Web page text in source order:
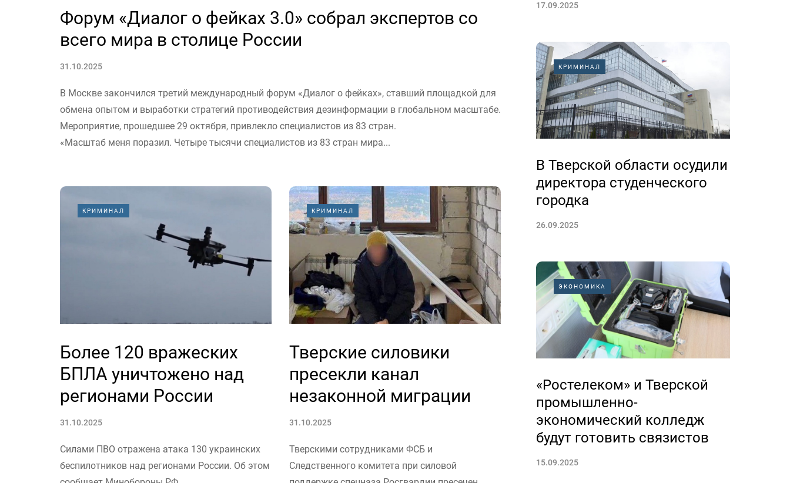
Форум «Диалог о фейках 3.0» собрал экспертов со
всего мира в столице России
31.10.2025
В Москве закончился третий международный форум «Диалог о фейках», ставший площадкой для
обмена опытом и выработки стратегий противодействия дезинформации в глобальном масштабе.
Мероприятие, прошедшее 29 октября, привлекло специалистов из 83 стран.
«Масштаб меня поразил. Четыре тысячи специалистов из 83 стран мира...
КРИМИНАЛ
Более 120 вражеских
БПЛА уничтожено над
регионами России
31.10.2025
Силами ПВО отражена атака 130 украинских
беспилотников над регионами России. Об этом
КРИМИНАЛ
Тверские силовики
пресекли канал
незаконной миграции
31.10.2025
Тверскими сотрудниками ФСБ и
Следственного комитета при силовой
17.09.2025
КРИМИНАЛ
В Тверской области осудили
директора студенческого
городка
26.09.2025
ЭКОНОМИКА
«Ростелеком» и Тверской
промышленно-
экономический колледж
будут готовить связистов
15.09.2025